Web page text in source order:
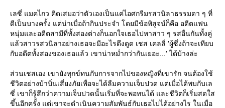
เลซี่ แมคไกว คิดเสมอว่าตัวเองเป็นแค่ไอศกรีมรสวนิลาธรรมดา ๆ ที่
ดีเป็นบางครั้ง แต่น่าเบื่อถ้ากินประจำ โดยมีข้อพิสูจน์ก็คือ อดีตแฟน
หนุ่มและอดีตสามีที่ทั้งสองต่างก็นอกใจเธอไปหาสาว ๆ รสอื่นกันทั้งคู่
ล้วสาวรสวนิลาอย่างเธอจะมีอะไรดึงดูด เชส เคลลี่ 'ผู้ซึ่งถ้าจะเทียบ
กับอดีตทั้งสองของเธอแล้ว เขาน่าหม่ำกว่ากันเยอะ...' ได้บ้างล่ะ
ส่วนเชสเอง เขายังทุกข์ทนกับการจากไปของหญิงที่เขารัก จนต้องใช้
ชีวิตอย่างบ้าบิ่นเสี่ยงภัยเพื่อจะได้ลืมความเจ็บปวด แต่เมื่อได้พบกับเล
ซี่ เขาก็รู้สึกว่าความเจ็บปวดนั้นเริ่มที่จะพอทนได้ และชีวิตก็เริ่มสดใส
ขึ้นอีกครั้ง แต่เขาจะดำเนินความสัมพันธ์กับเธอไปได้อย่างไร ในเมื่อ